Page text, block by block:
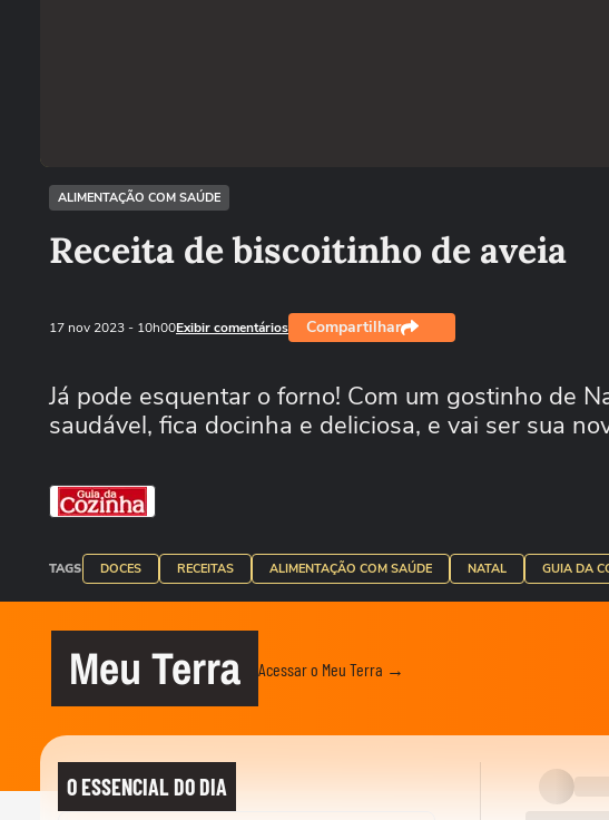
ALIMENTAÇÃO COM SAÚDE
Receita de biscoitinho de aveia
17 nov 2023- 10h00Exibir comentários Compartilhar
Já pode esquentar o forno! Com um gostinho de
saudável, fica docinha e deliciosa, e vai ser sua
TAGS DOCES RECEITAS ALIMENTAÇÃO COM SAÚDE NATAL GUIA DA
Meu Terra Acessar o Meu Terra →
O ESSENCIAL DO DIA